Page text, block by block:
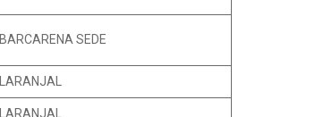
BARCARENA SEDE
LARANJAL
LARANJAL